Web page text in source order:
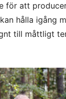
för att
hålla igång
till måttligt